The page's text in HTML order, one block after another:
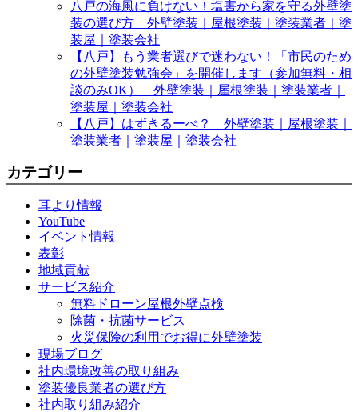
八戸の海風に負けない！塩害から家を守る外壁塗
装の選び方 外壁塗装｜屋根塗装｜塗装業者｜塗
装屋｜塗装会社
【八戸】もう業者選びで迷わない！「市民のため
の外壁塗装勉強会」を開催します（参加無料・相
談のみOK） 外壁塗装｜屋根塗装｜塗装業者｜
塗装屋｜塗装会社
【八戸】はずきるーぺ？ 外壁塗装｜屋根塗装｜
塗装業者｜塗装屋｜塗装会社
カテゴリー
耳より情報
YouTube
イベント情報
表彰
地域貢献
サービス紹介
無料ドローン屋根外壁点検
除菌・抗菌サービス
火災保険の利用でお得に外壁塗装
現場ブログ
社内環境改善の取り組み
塗装優良業者の選び方
社内取り組み紹介